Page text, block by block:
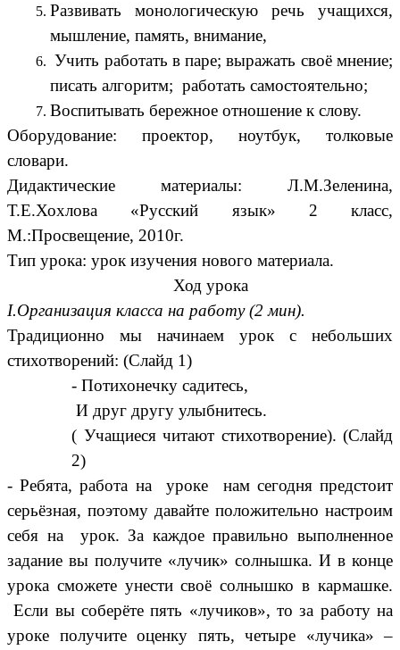
Развивать монологическую речь учащихся,
мышление, память, внимание,
Учить работать в паре; выражать своё мнение;
писать алгоритм; работать самостоятельно;
Воспитывать бережное отношение к слову.
Оборудование: проектор, ноутбук, толковые
словари.
Дидактические материалы: Л.М.Зеленина,
Т.Е.Хохлова «Русский язык» 2 класс,
М.:Просвещение, 2010г.
Тип урока: урок изучения нового материала.
Ход урока
I.Организация класса на работу (2 мин).
Традиционно мы начинаем урок с небольших
стихотворений: (Слайд 1)
- Потихонечку садитесь,
И друг другу улыбнитесь.
( Учащиеся читают стихотворение). (Слайд
2)
- Ребята, работа на уроке нам сегодня предстоит
серьёзная, поэтому давайте положительно настроим
себя на урок. За каждое правильно выполненное
задание вы получите «лучик» солнышка. И в конце
урока сможете унести своё солнышко в кармашке.
Если вы соберёте пять «лучиков», то за работу на
уроке получите оценку пять, четыре «лучика» –